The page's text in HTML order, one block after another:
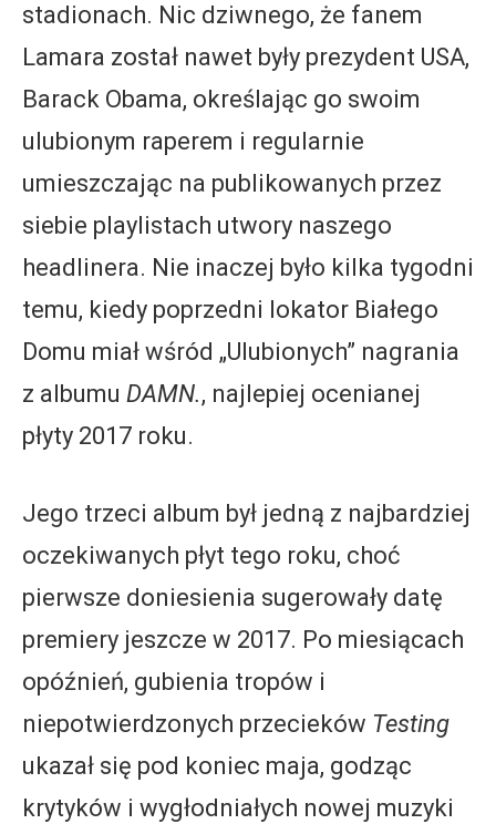
stadionach. Nic dziwnego, że fanem
Lamara został nawet były prezydent USA,
Barack Obama, określając go swoim
ulubionym raperem i regularnie
umieszczając na publikowanych przez
siebie playlistach utwory naszego
headlinera. Nie inaczej było kilka tygodni
temu, kiedy poprzedni lokator Białego
Domu miał wśród „Ulubionych” nagrania
z albumu DAMN., najlepiej ocenianej
płyty 2017 roku.
Jego trzeci album był jedną z najbardziej
oczekiwanych płyt tego roku, choć
pierwsze doniesienia sugerowały datę
premiery jeszcze w 2017. Po miesiącach
opóźnień, gubienia tropów i
niepotwierdzonych przecieków Testing
ukazał się pod koniec maja, godząc
krytyków i wygłodniałych nowej muzyki